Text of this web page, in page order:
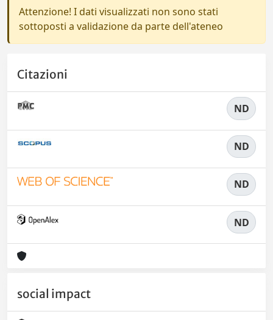
Attenzione! I dati visualizzati non sono stati
sottoposti a validazione da parte dell'ateneo
Citazioni
ND
ND
ND
ND
social impact